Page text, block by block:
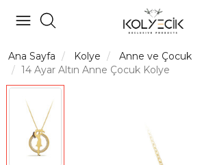
Ana Sayfa Kolye
Anne ve Çocuk
14 Ayar Altın Anne Çocuk Kolye